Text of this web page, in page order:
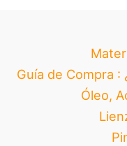
Guía de Compra :
Óleo,